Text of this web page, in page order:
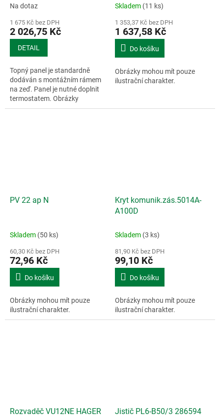
Na dotaz
1 675 Kč bez DPH
2 026,75 Kč
DETAIL
Topný panel je standardně
dodáván s montážním rámem
na zeď. Panel je nutné doplnit
termostatem. Obrázky
mohou...
Skladem (11 ks)
1 353,37 Kč bez DPH
1 637,58 Kč
Do košíku
Obrázky mohou mít pouze
ilustrační charakter.
PV 22 ap N
Skladem (50 ks)
60,30 Kč bez DPH
72,96 Kč
Do košíku
Obrázky mohou mít pouze
ilustrační charakter.
Kryt komunik.zás.5014A-
A100D
Skladem (3 ks)
81,90 Kč bez DPH
99,10 Kč
Do košíku
Obrázky mohou mít pouze
ilustrační charakter.
Rozvaděč VU12NE HAGER Jistič PL6-B50/3 286594